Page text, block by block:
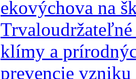
ekovýchova na
klímy a
prevencie vzniku